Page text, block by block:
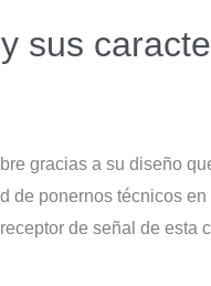
sus
gracias a su diseño
de ponernos técnicos
de señal de esta